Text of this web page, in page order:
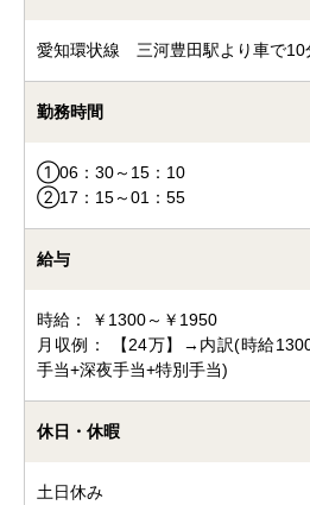
愛知環状線 三河豊田駅より車で10
勤務時間
①06：30～15：10
②17：15～01：55
給与
時給： ￥1300～￥1950
月収例： 【24万】→内訳(時給
手当+深夜手当+特別手当)
休日・休暇
土日休み